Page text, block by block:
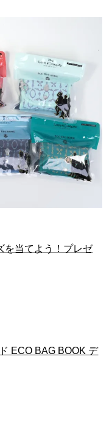
を当てよう！プレゼ
ECO BAG BOOK デ